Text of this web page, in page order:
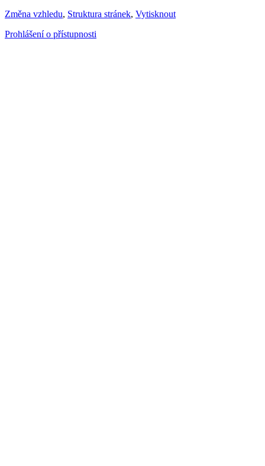
Změna vzhledu, Struktura stránek, Vytisknout
Prohlášení o přístupnosti